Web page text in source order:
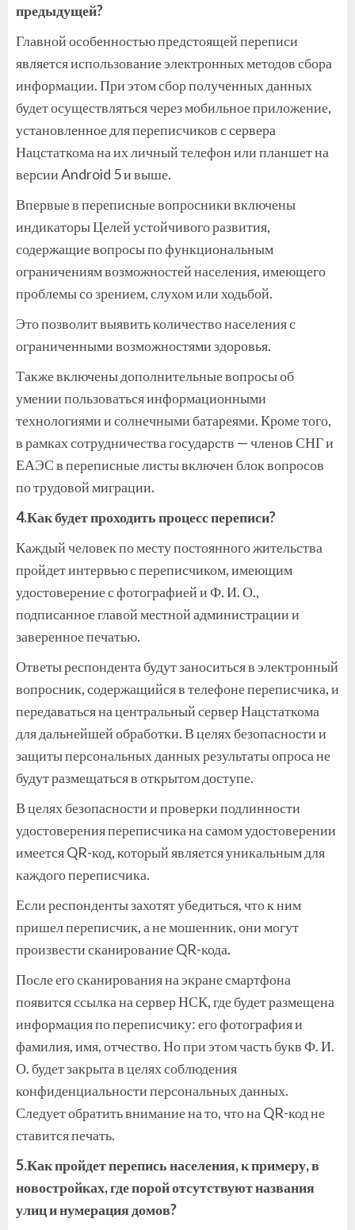
предыдущей?
Главной особенностью предстоящей переписи
является использование электронных методов сбора
информации. При этом сбор полученных данных
будет осуществляться через мобильное приложение,
установленное для переписчиков с сервера
Нацстаткома на их личный телефон или планшет на
версии Android 5 и выше.
Впервые в переписные вопросники включены
индикаторы Целей устойчивого развития,
содержащие вопросы по функциональным
ограничениям возможностей населения, имеющего
проблемы со зрением, слухом или ходьбой.
Это позволит выявить количество населения с
ограниченными возможностями здоровья.
Также включены дополнительные вопросы об
умении пользоваться информационными
технологиями и солнечными батареями. Кроме того,
в рамках сотрудничества государств — членов СНГ и
ЕАЭС в переписные листы включен блок вопросов
по трудовой миграции.
4.Как будет проходить процесс переписи?
Каждый человек по месту постоянного жительства
пройдет интервью с переписчиком, имеющим
удостоверение с фотографией и Ф. И. О.,
подписанное главой местной администрации и
заверенное печатью.
Ответы респондента будут заноситься в электронный
вопросник, содержащийся в телефоне переписчика, и
передаваться на центральный сервер Нацстаткома
для дальнейшей обработки. В целях безопасности и
защиты персональных данных результаты опроса не
будут размещаться в открытом доступе.
В целях безопасности и проверки подлинности
удостоверения переписчика на самом удостоверении
имеется QR-код, который является уникальным для
каждого переписчика.
Если респонденты захотят убедиться, что к ним
пришел переписчик, а не мошенник, они могут
произвести сканирование QR-кода.
После его сканирования на экране смартфона
появится ссылка на сервер НСК, где будет размещена
информация по переписчику: его фотография и
фамилия, имя, отчество. Но при этом часть букв Ф. И.
О. будет закрыта в целях соблюдения
конфиденциальности персональных данных.
Следует обратить внимание на то, что на QR-код не
ставится печать.
5.Как пройдет перепись населения, к примеру, в
новостройках, где порой отсутствуют названия
улиц и нумерация домов?